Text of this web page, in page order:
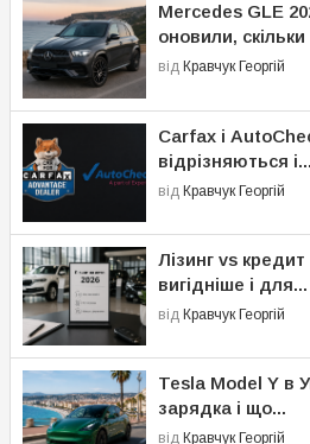
Mercedes GLE
оновили, скільки
від Кравчук Георгій
Carfax і
відрізняються і...
від Кравчук Георгій
Лізинг vs
вигідніше і для...
від Кравчук Георгій
Tesla Model Y в
зарядка і що...
від Кравчук Георгій